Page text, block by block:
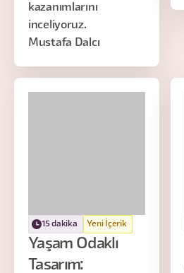
kazanımlarını
inceliyoruz.
Mustafa Dalcı
15 dakika Yeni İçerik
Yaşam Odaklı
Tasarım: